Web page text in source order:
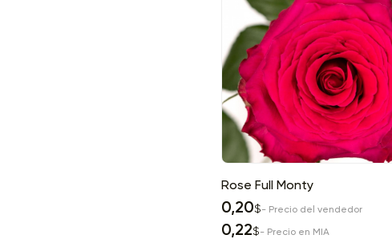
Rose Full Monty
0,20$- Precio del vendedor
0,22$- Precio en MIA